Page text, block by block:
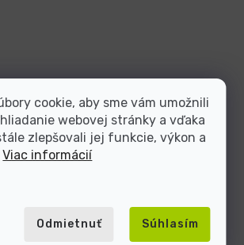
cookie, aby sme vám umožnili
webovej stránky a vďaka
zlepšovali jej funkcie, výkon a
Viac informácií
Odmietnuť Súhlasím